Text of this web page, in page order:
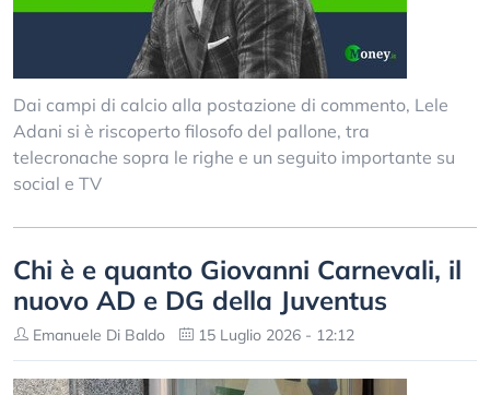
Dai campi di calcio alla postazione di commento, Lele
Adani si è riscoperto filosofo del pallone, tra
telecronache sopra le righe e un seguito importante su
social e TV
Chi è e quanto Giovanni Carnevali, il
nuovo AD e DG della Juventus
Emanuele Di Baldo 15 Luglio 2026 - 12:12